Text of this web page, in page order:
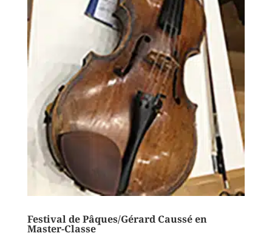
Festival de Pâques/Gérard Caussé en
Master-Classe